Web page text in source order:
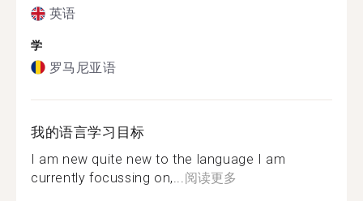
英语
学
罗马尼亚语
我的语言学习目标
I am new quite new to the language I am
currently focussing on,... 阅读更多